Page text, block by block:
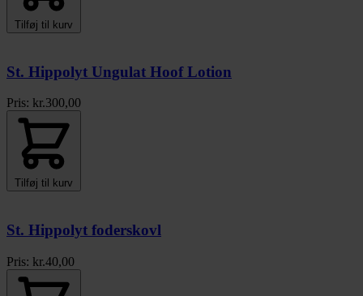
Tilføj til kurv
St. Hippolyt Ungulat Hoof Lotion
Pris: kr.300,00
Tilføj til kurv
St. Hippolyt foderskovl
Pris: kr.40,00